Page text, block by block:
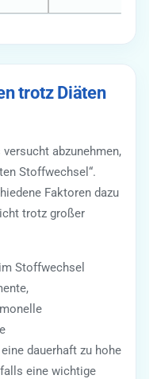
trotz Diäten
abzunehmen,
Stoffwechsel“.
Faktoren dazu
trotz großer
Stoffwechsel
dauerhaft zu hohe
eine wichtige